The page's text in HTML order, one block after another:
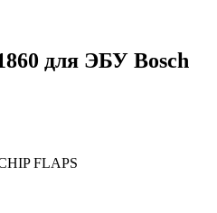
для ЭБУ Bosch
FLAPS